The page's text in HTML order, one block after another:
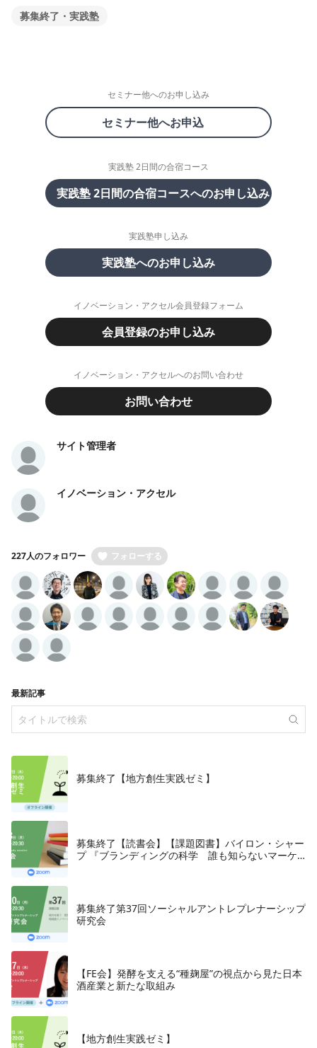
募集終了・実践塾
セミナー他へのお申し込み
セミナー他へお申込
実践塾 2日間の合宿コース
実践塾 2日間の合宿コースへのお申し込み
実践塾申し込み
実践塾へのお申し込み
イノベーション・アクセル会員登録フォーム
会員登録のお申し込み
イノベーション・アクセルへのお問い合わせ
お問い合わせ
サイト管理者
イノベーション・アクセル
227人のフォロワー フォローする
最新記事
募集終了【地方創生実践ゼミ】
募集終了【読書会】【課題図書】バイロン・シャー
プ 『ブランディングの科学 誰も知らないマーケ
募集終了第37回ソーシャルアントレプレナーシップ
研究会
【FE会】発酵を支える“種麹屋”の視点から見た日本
酒産業と新たな取組み
【地方創生実践ゼミ】